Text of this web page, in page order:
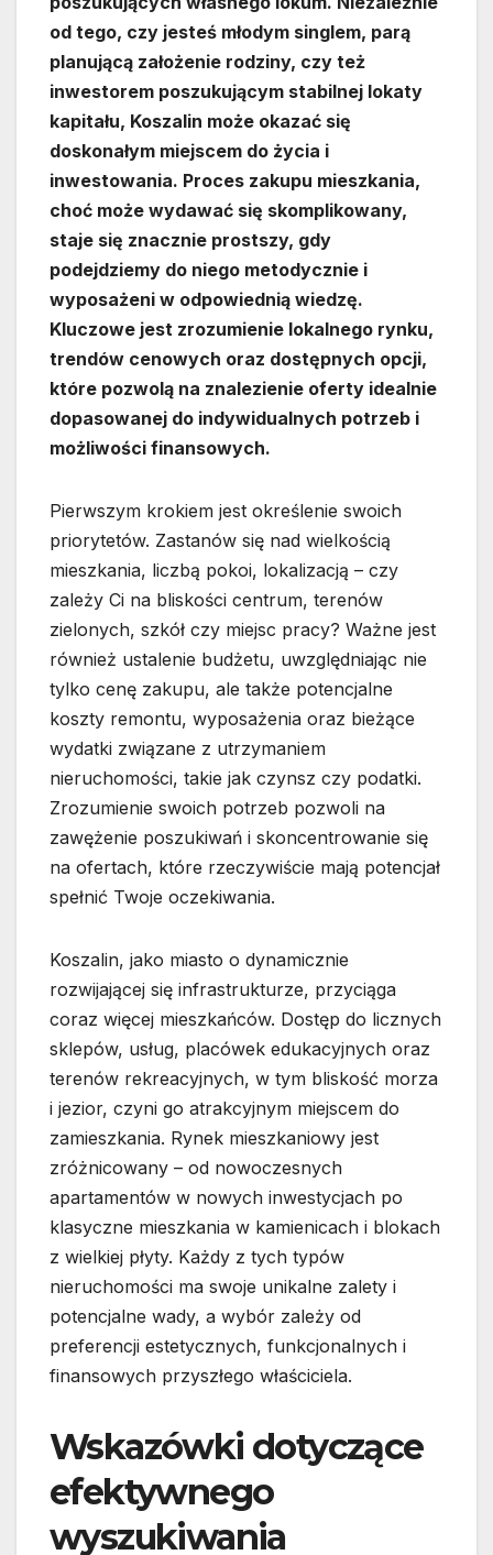
od tego, czy jesteś młodym singlem, parą
planującą założenie rodziny, czy też
inwestorem poszukującym stabilnej lokaty
kapitału, Koszalin może okazać się
doskonałym miejscem do życia i
inwestowania. Proces zakupu mieszkania,
choć może wydawać się skomplikowany,
staje się znacznie prostszy, gdy
podejdziemy do niego metodycznie i
wyposażeni w odpowiednią wiedzę.
Kluczowe jest zrozumienie lokalnego rynku,
trendów cenowych oraz dostępnych opcji,
które pozwolą na znalezienie oferty idealnie
dopasowanej do indywidualnych potrzeb i
możliwości finansowych.
Pierwszym krokiem jest określenie swoich
priorytetów. Zastanów się nad wielkością
mieszkania, liczbą pokoi, lokalizacją – czy
zależy Ci na bliskości centrum, terenów
zielonych, szkół czy miejsc pracy? Ważne jest
również ustalenie budżetu, uwzględniając nie
tylko cenę zakupu, ale także potencjalne
koszty remontu, wyposażenia oraz bieżące
wydatki związane z utrzymaniem
nieruchomości, takie jak czynsz czy podatki.
Zrozumienie swoich potrzeb pozwoli na
zawężenie poszukiwań i skoncentrowanie się
na ofertach, które rzeczywiście mają potencjał
spełnić Twoje oczekiwania.
Koszalin, jako miasto o dynamicznie
rozwijającej się infrastrukturze, przyciąga
coraz więcej mieszkańców. Dostęp do licznych
sklepów, usług, placówek edukacyjnych oraz
terenów rekreacyjnych, w tym bliskość morza
i jezior, czyni go atrakcyjnym miejscem do
zamieszkania. Rynek mieszkaniowy jest
zróżnicowany – od nowoczesnych
apartamentów w nowych inwestycjach po
klasyczne mieszkania w kamienicach i blokach
z wielkiej płyty. Każdy z tych typów
nieruchomości ma swoje unikalne zalety i
potencjalne wady, a wybór zależy od
preferencji estetycznych, funkcjonalnych i
finansowych przyszłego właściciela.
Wskazówki dotyczące
efektywnego
wyszukiwania